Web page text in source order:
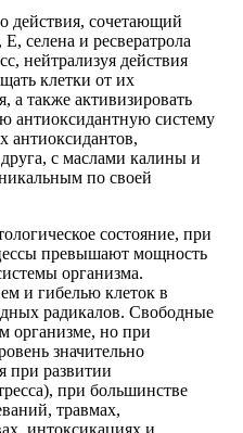
действия, сочетающий
селена и ресвератрола
нейтрализуя действия
клетки от их
а также активизировать
антиоксидантную систему
антиоксидантов,
с маслами калины и
по своей
состояние, при
превышают мощность
организма.
и гибелью клеток в
радикалов. Свободные
организме, но при
значительно
при развитии
при большинстве
травмах,
интоксикациях и